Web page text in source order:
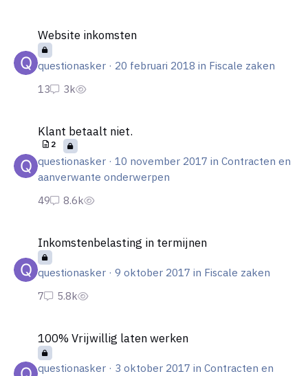
Website inkomsten
questionasker· 20 februari 2018 in Fiscale zaken
Klant betaalt niet.
2
questionasker· 10 november 2017 in Contracten en
aanverwante onderwerpen
Inkomstenbelasting in termijnen
questionasker· 9 oktober 2017 in Fiscale zaken
100% Vrijwillig laten werken
questionasker· 3 oktober 2017 in Contracten en